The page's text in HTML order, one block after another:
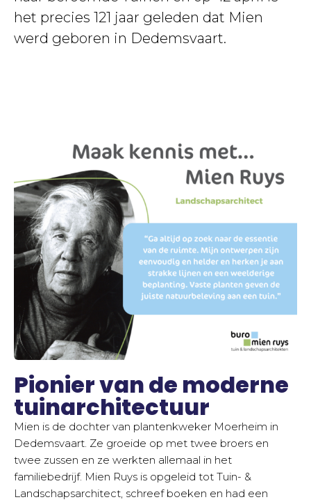
het precies 121 jaar geleden dat Mien
werd geboren in Dedemsvaart.
Pionier van de moderne
tuinarchitectuur
Mien is de dochter van plantenkweker Moerheim in
Dedemsvaart. Ze groeide op met twee broers en
twee zussen en ze werkten allemaal in het
familiebedrijf. Mien Ruys is opgeleid tot Tuin- &
Landschapsarchitect, schreef boeken en had een